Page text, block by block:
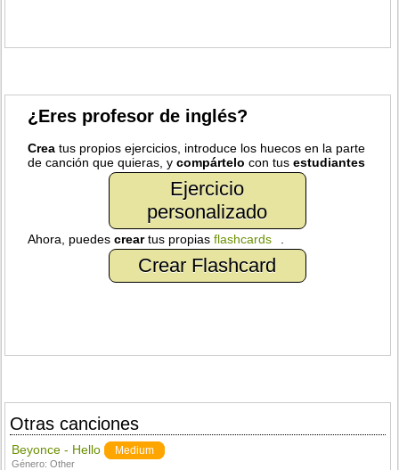
¿Eres profesor de inglés?
Crea tus propios ejercicios, introduce los huecos en la parte
de canción que quieras, ycompártelo con tusestudiantes
Ejercicio
personalizado
Ahora, puedescreartus propiasflashcards
Crear Flashcard
Otras canciones
Beyonce - Hello Medium
Género:Other